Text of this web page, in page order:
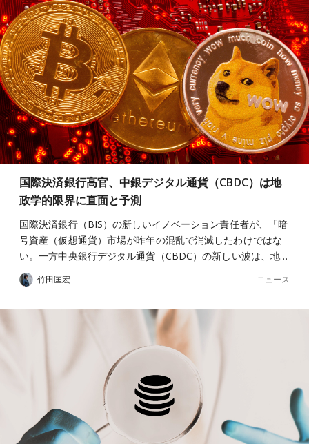
国際決済銀行高官、中銀デジタル通貨（CBDC）は地
政学的限界に直面と予測
国際決済銀行（BIS）の新しいイノベーション責任者が、「暗
号資産（仮想通貨）市場が昨年の混乱で消滅したわけではな
い。一方中央銀行デジタル通貨（CBDC）の新しい波は、地…
竹田匡宏 ニュース